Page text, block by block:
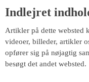
Indlejret
Artikler på dette websted
videoer, billeder, artikler
opfører sig på nøjagtig
besøgt det andet websted.